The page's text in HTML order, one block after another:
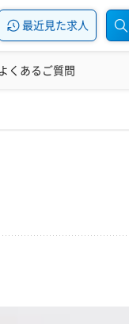
最近見た求人
記事 美容医療辞典
よくあるご質問